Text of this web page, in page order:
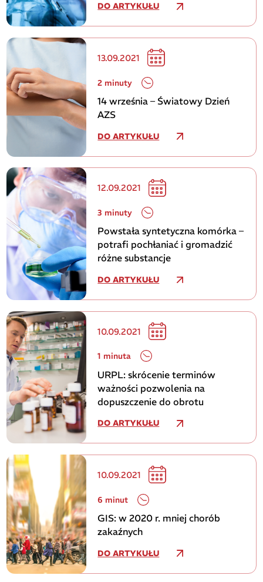
DO ARTYKUŁU
13.09.2021
2 minuty
14 września – Światowy Dzień
AZS
DO ARTYKUŁU
12.09.2021
3 minuty
Powstała syntetyczna komórka –
potrafi pochłaniać i gromadzić
różne substancje
DO ARTYKUŁU
10.09.2021
1 minuta
URPL: skrócenie terminów
ważności pozwolenia na
dopuszczenie do obrotu
DO ARTYKUŁU
10.09.2021
6 minut
GIS: w 2020 r. mniej chorób
zakaźnych
DO ARTYKUŁU